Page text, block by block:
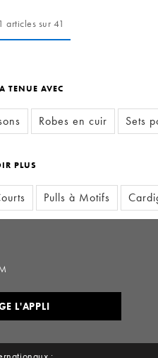
articles sur 41
TENUE AVEC
Robes en cuir Sets
PLUS
Pulls à Motifs
L'APPLI